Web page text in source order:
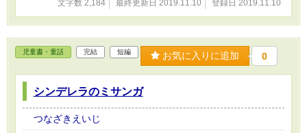
文字数 2,184 最終更新日 2019.11.10 登録日 2019.11.10
児童書・童話 完結 短編 お気に入りに追加 0
シンデレラのミサンガ
つなざきえいじ